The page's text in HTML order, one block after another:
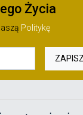
Życia
Politykę